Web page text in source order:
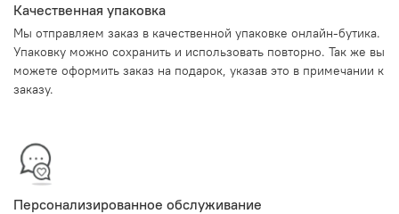
Качественная упаковка
Мы отправляем заказ в качественной упаковке онлайн-бутика.
Упаковку можно сохранить и использовать повторно. Так же вы
можете оформить заказ на подарок, указав это в примечании к
заказу.
Персонализированное обслуживание